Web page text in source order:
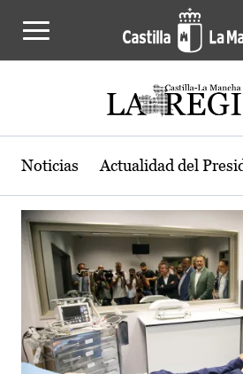
Actualidad de la
Noticias Actualidad del